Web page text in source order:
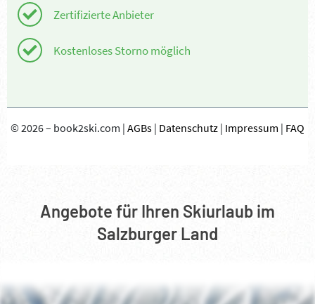
----
Angebote für Ihren Skiurlaub im
Salzburger Land